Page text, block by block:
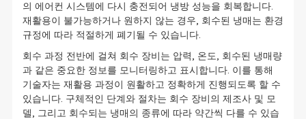
의 에어컨 시스템에 다시 충전되어 냉방 성능을 회복합니다.
재활용이 불가능하거나 원하지 않는 경우, 회수된 냉매는 환경
규정에 따라 적절하게 폐기될 수 있습니다.
회수 과정 전반에 걸쳐 회수 장비는 압력, 온도, 회수된 냉매량
과 같은 중요한 정보를 모니터링하고 표시합니다. 이를 통해
기술자는 재활용 과정이 원활하고 정확하게 진행되도록 할 수
있습니다. 구체적인 단계와 절차는 회수 장비의 제조사 및 모
델, 그리고 회수되는 냉매의 종류에 따라 약간씩 다를 수 있습